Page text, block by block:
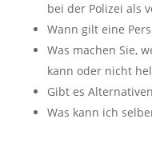
bei der Polizei als
Wann gilt eine
Was machen Sie,
kann oder nicht
Gibt es
Was kann ich